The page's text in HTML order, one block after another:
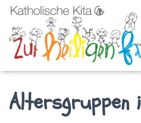
Altersgruppen